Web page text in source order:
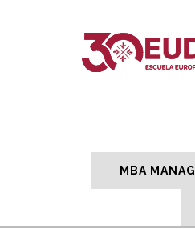
MBA